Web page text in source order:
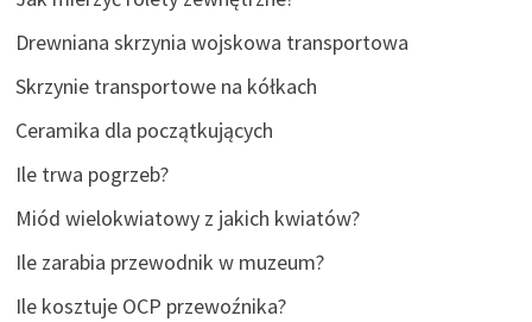
Drewniana skrzynia wojskowa transportowa
Skrzynie transportowe na kółkach
Ceramika dla początkujących
Ile trwa pogrzeb?
Miód wielokwiatowy z jakich kwiatów?
Ile zarabia przewodnik w muzeum?
Ile kosztuje OCP przewoźnika?